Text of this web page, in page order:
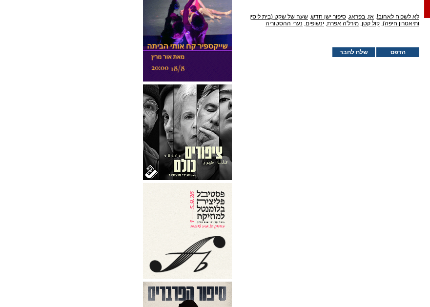
לא לשכוח לאהוב!, אז, בפראג, סיפור ישן חדש, שעה של שקט (בית ליסין
ותיאטרון חיפה), קול קטן, מירל'ה אפרת, ינשופים, נערי ההסטוריה
שלח לחבר הדפס